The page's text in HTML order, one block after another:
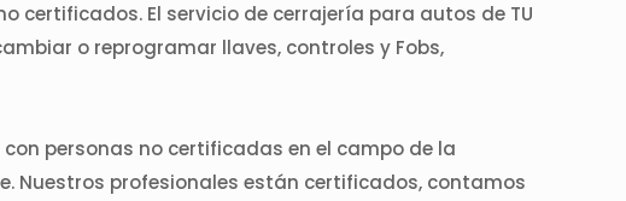
El servicio de cerrajería para autos de TU
o reprogramar llaves, controles y Fobs,
personas no certificadas en el campo de la
Nuestros profesionales están certificados, contamos